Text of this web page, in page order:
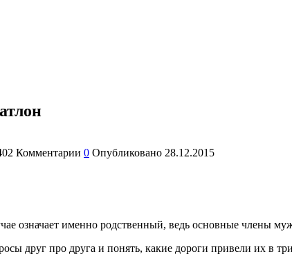
Комментарии 0 Опубликовано 28.12.2015
означает именно родственный, ведь основные члены
друг про друга и понять, какие дороги привели их в